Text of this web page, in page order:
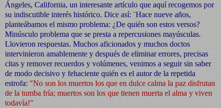
Ángeles, California, un interesante artículo que aquí recogemos por
su indiscutible interés histórico. Dice así: ¨Hace nueve años,
planteábamos el mismo problema: ¿De quién son estos versos?
Minúsculo problema que se presta a repercusiones mayúsculas.
Llovieron respuestas. Muchos aficionados y muchos doctos
intervinieron amablemente y después de eliminar errores, precisas
citas y remover recuerdos y volúmenes, venimos a seguir sin saber
de modo decisivo y fehaciente quién es el autor de la repetida
estrofa: "No son los muertos los que en dulce calma la paz disfrutan
de la tumba fría; muertos son los que tienen muerta el alma y viven
todavía!"